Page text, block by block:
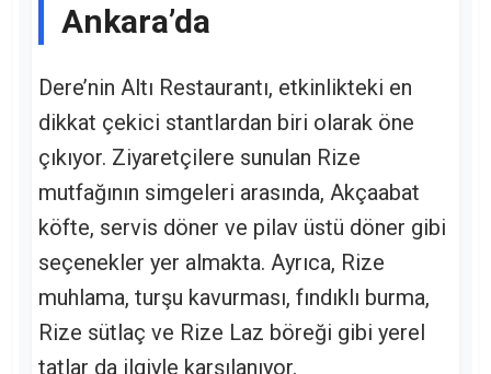
Ankara’da
Dere’nin Altı Restaurantı, etkinlikteki en
dikkat çekici stantlardan biri olarak öne
çıkıyor. Ziyaretçilere sunulan Rize
mutfağının simgeleri arasında, Akçaabat
köfte, servis döner ve pilav üstü döner gibi
seçenekler yer almakta. Ayrıca, Rize
muhlama, turşu kavurması, fındıklı burma,
Rize sütlaç ve Rize Laz böreği gibi yerel
tatlar da ilgiyle karşılanıyor.